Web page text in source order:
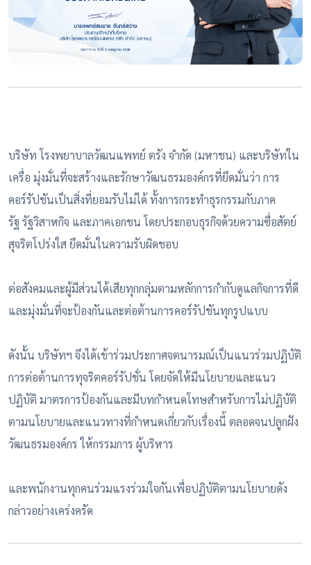
บริษัท โรงพยาบาลวัฒนแพทย์ ตรัง จำกัด (มหาชน) และบริษัทใน
เครื่อ มุ่งมั่นที่จะสร้างและรักษาวัฒนธรมองค์กรที่ยึดมั่นว่า การ
คอร์รัปชันเป็นสิ่งที่ยอมรับไม่ได้ ทั้งการกระทำธุรกรรมกับภาค
รัฐรัฐวิสาหกิจ และภาคเอกชน โดยประกอบธุรกิจด้วยความซื่อสัตย์
สุจริตโปร่งใส ยึดมั่นในความรับผิดชอบ
ต่อสังคมและผู้มีส่วนได้เสียทุกกลุ่มตามหลักการกำกับดูแลกิจการที่ดี
และมุ่งมั่นที่จะป้องกันและต่อต้านการคอร์รัปชันทุกรูปแบบ
ดังนั้น บริษัทฯ จึงได้เข้าร่วมประกาศจตนารมณ์เป็นแนวร่วมปฏิบัติ
การต่อต้านการทุจริตคอร์รัปชั่น โดยจัดให้มีนโยบายและแนว
ปฏิบัติ มาตรการป้องกันและมีบทกำหนดโทษสำหรับการไม่ปฏิบัติ
ตามนโยบายและแนวทางที่กำหนดเกี่ยวกับเรื่องนี้ ตลอดจนปลูกฝัง
วัฒนธรมองค์กร ให้กรรมการ ผู้บริหาร
และพนักงานทุกคนร่วมแรงร่วมใจกันเพื่อปฏิบัติตามนโยบายดัง
กล่าวอย่างเคร่งครัด